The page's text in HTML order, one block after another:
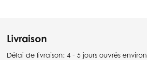
Livraison
Délai de livraison: 4 - 5 jours ouvrés environ